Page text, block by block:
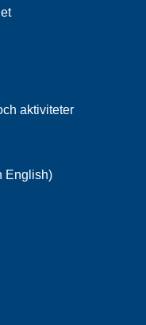
aktiviteter
English)